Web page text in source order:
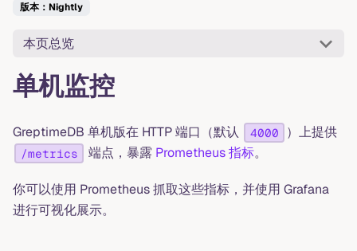
版本：Nightly
本页总览
单机监控
GreptimeDB 单机版在 HTTP 端口（默认 4000 ）上提供
/metrics 端点，暴露 Prometheus 指标。
你可以使用 Prometheus 抓取这些指标，并使用 Grafana
进行可视化展示。